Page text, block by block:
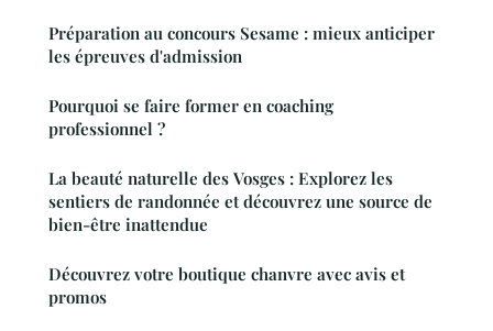
Préparation au concours Sesame : mieux anticiper
les épreuves d'admission
Pourquoi se faire former en coaching
professionnel ?
La beauté naturelle des Vosges : Explorez les
sentiers de randonnée et découvrez une source de
bien-être inattendue
Découvrez votre boutique chanvre avec avis et
promos